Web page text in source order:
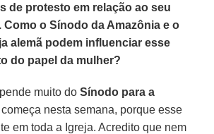
de protesto em relação ao seu
Como o Sínodo da Amazônia e o
alemã podem influenciar esse
do papel da mulher?
muito do Sínodo para a
começa nesta semana, porque esse
em toda a Igreja. Acredito que nem